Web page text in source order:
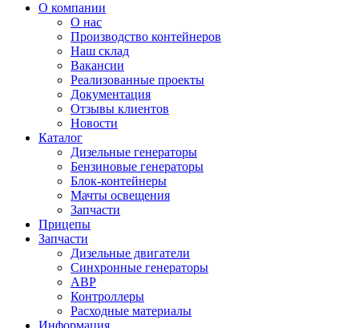
О компании
О нас
Производство контейнеров
Наш склад
Вакансии
Реализованные проекты
Документация
Отзывы клиентов
Новости
Каталог
Дизельные генераторы
Бензиновые генераторы
Блок-контейнеры
Мачты освещения
Запчасти
Прицепы
Запчасти
Дизельные двигатели
Синхронные генераторы
АВР
Контроллеры
Расходные материалы
Информация